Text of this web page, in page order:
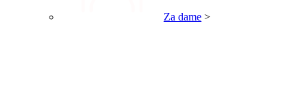
Za dame >